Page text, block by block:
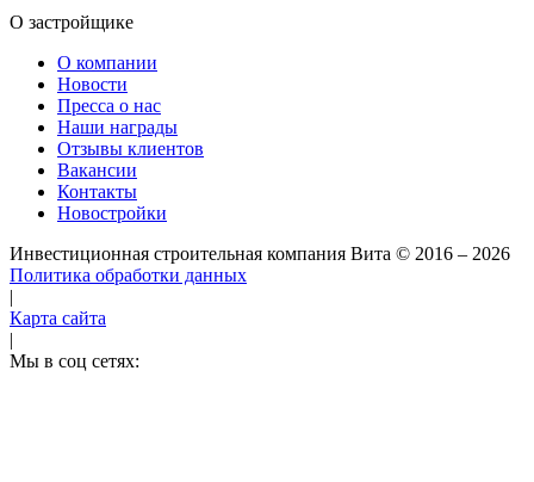
О застройщике
О компании
Новости
Пресса о нас
Наши награды
Отзывы клиентов
Вакансии
Контакты
Новостройки
Инвестиционная строительная компания Вита © 2016 – 2026
Политика обработки данных
|
Карта сайта
|
Мы в соц сетях: